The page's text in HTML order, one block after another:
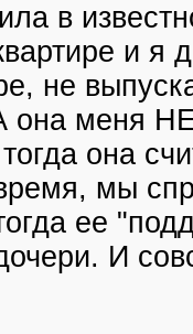
в
и
не
она меня
она
мы
ее
И